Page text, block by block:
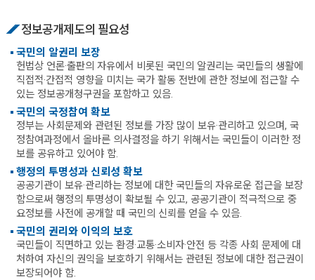
정보공개제도의 필요성
국민의 알권리 보장
헌법상 언론·출판의 자유에서 비롯된 국민의 알권리는 국민들의 생활에
직접적·간접적 영향을 미치는 국가 활동 전반에 관한 정보에 접근할 수
있는 정보공개청구권을 포함하고 있음.
국민의 국정참여 확보
정부는 사회문제와 관련된 정보를 가장 많이 보유·관리하고 있으며, 국
정참여과정에서 올바른 의사결정을 하기 위해서는 국민들이 이러한 정
보를 공유하고 있어야 함.
행정의 투명성과 신뢰성 확보
공공기관이 보유·관리하는 정보에 대한 국민들의 자유로운 접근을 보장
함으로써 행정의 투명성이 확보될 수 있고, 공공기관이 적극적으로 중
요정보를 사전에 공개할 때 국민의 신뢰를 얻을 수 있음.
국민의 권리와 이익의 보호
국민들이 직면하고 있는 환경·교통·소비자·안전 등 각종 사회 문제에 대
처하여 자신의 권익을 보호하기 위해서는 관련된 정보에 대한 접근권이
보장되어야 함.